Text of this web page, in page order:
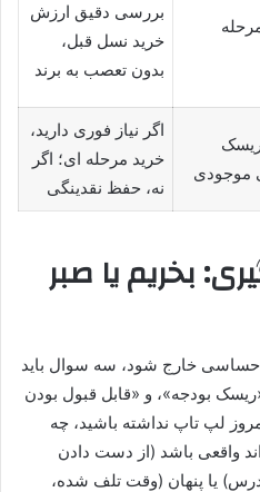
بررسی دقیق ارزش
خرید نسل قبل،
بدون تعصب به برند
موجودی
اگر نیاز فوری دارید،
خرید مرحله ای؛ اگر
نه، حفظ نقدینگی
بخریم یا صبر
خارج شود، سه سوال باید
بودجه»، و «قابل قبول بودن
لپ تاپ نداشته باشید، چه
واقعی باشد (از دست دادن
یا پنهان (وقت تلف شده،